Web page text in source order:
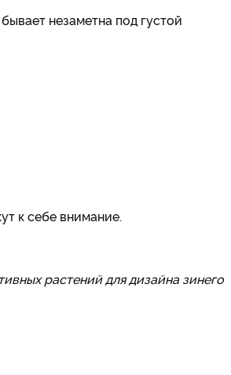
незаметна под густой
к себе внимание.
растений для дизайна зинего